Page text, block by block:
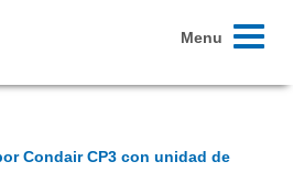
Toggle
Menu
Condair CP3 con unidad de